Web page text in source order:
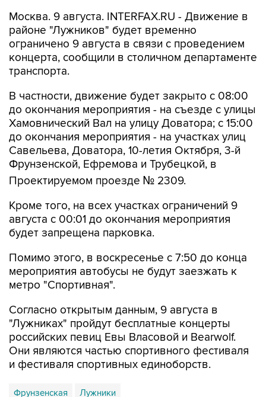
ограничено 9 августа в связи с проведением
концерта, сообщили в столичном департаменте
транспорта.
В частности, движение будет закрыто с 08:00
Хамовнический Вал на улицу Доватора; с 15:00
до окончания мероприятия - на участках улиц
Савельева, Доватора, 10-летия Октября, 3-й
Фрунзенской, Ефремова и Трубецкой, в
Проектируемом проезде № 2309.
Кроме того, на всех участках ограничений 9
будет запрещена парковка.
Помимо этого, в воскресенье с 7:50 до конца
метро "Спортивная".
Согласно открытым данным, 9 августа в
российских певиц Евы Власовой и Bearwolf.
Они являются частью спортивного фестиваля
и фестиваля спортивных единоборств.
Фрунзенская Лужники